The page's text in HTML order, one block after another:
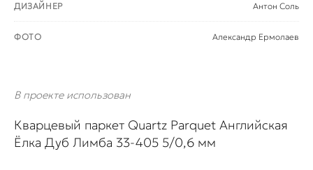
ДИЗАЙНЕР Антон Соль
ФОТО Александр Ермолаев
В проекте использован
Кварцевый паркет Quartz Parquet Английская
Ёлка Дуб Лимба 33-405 5/0,6 мм